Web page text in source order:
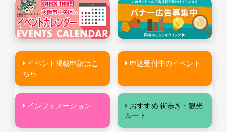
イベント掲載申請はこ
ちら
申込受付中のイベント
インフォメーション
おすすめ 街歩き・観光
ルート